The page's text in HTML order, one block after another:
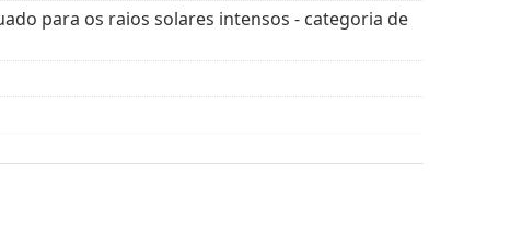
para os raios solares intensos - categoria de